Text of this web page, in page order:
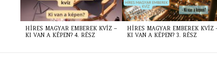
HÍRES MAGYAR EMBEREK KVÍZ –
KI VAN A KÉPEN? 4. RÉSZ
HÍRES MAGYAR EMBEREK KVÍZ
KI VAN A KÉPEN? 3. RÉSZ